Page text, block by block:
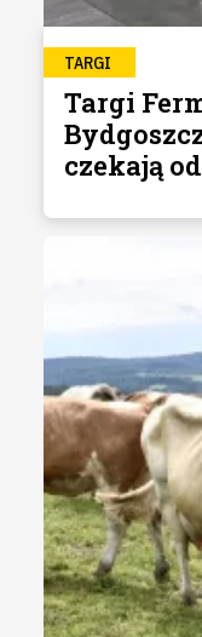
TARGI
Targi
czekają